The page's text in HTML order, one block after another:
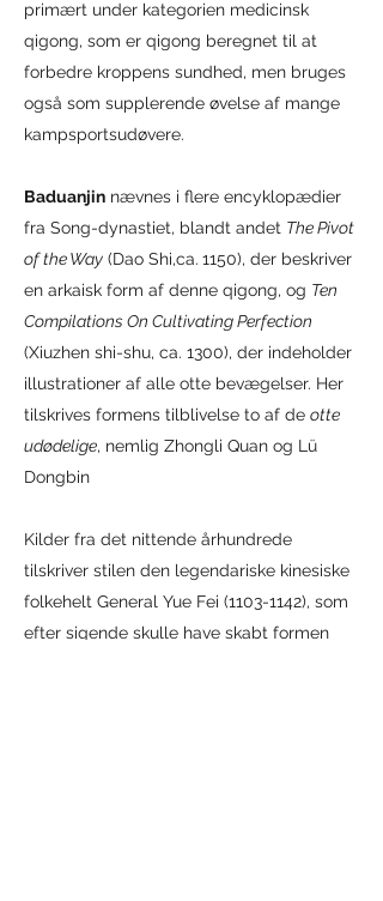
primært under kategorien medicinsk
qigong, som er qigong beregnet til at
forbedre kroppens sundhed, men bruges
også som supplerende øvelse af mange
kampsportsudøvere.
Baduanjin nævnes i flere encyklopædier
fra Song-dynastiet, blandt andet The Pivot
of the Way (Dao Shi,ca. 1150), der beskriver
en arkaisk form af denne qigong, og Ten
Compilations On Cultivating Perfection
(Xiuzhen shi-shu, ca. 1300), der indeholder
illustrationer af alle otte bevægelser. Her
tilskrives formens tilblivelse to af de otte
udødelige, nemlig Zhongli Quan og Lü
Dongbin
Kilder fra det nittende århundrede
tilskriver stilen den legendariske kinesiske
folkehelt General Yue Fei (1103-1142), som
efter sigende skulle have skabt formen